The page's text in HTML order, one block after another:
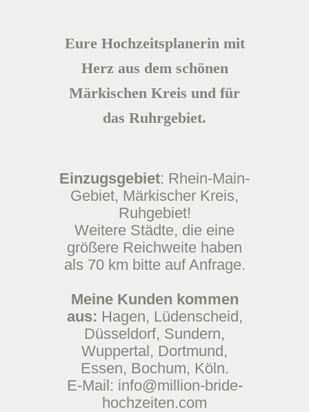
Eure Hochzeitsplanerin mit
Herz aus dem schönen
Märkischen Kreis und für
das Ruhrgebiet.
Einzugsgebiet: Rhein-Main-
Gebiet, Märkischer Kreis,
Ruhgebiet!
Weitere Städte, die eine
größere Reichweite haben
als 70 km bitte auf Anfrage.
Meine Kunden kommen
aus: Hagen, Lüdenscheid,
Düsseldorf, Sundern,
Wuppertal, Dortmund,
Essen, Bochum, Köln.
E-Mail: info@million-bride-
hochzeiten.com